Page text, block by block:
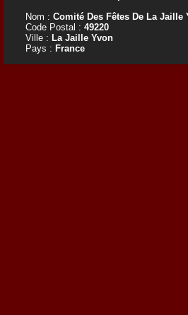
Nom : Comité Des Fêtes De La Jaille
Code Postal : 49220
Ville : La Jaille Yvon
Pays : France